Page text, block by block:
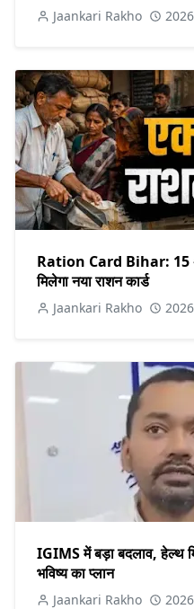
Jaankari Rakho
Ration Card Bihar: 15
मिलेगा नया राशन कार्ड
Jaankari Rakho
IGIMS में बड़ा बदलाव, हेल्थ
भविष्य का प्लान
Jaankari Rakho